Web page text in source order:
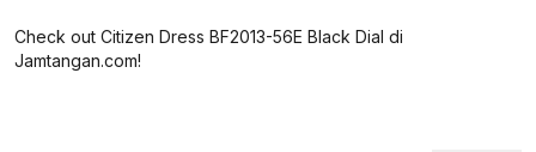
Check out Citizen Dress BF2013-56E Black Dial di
Jamtangan.com!